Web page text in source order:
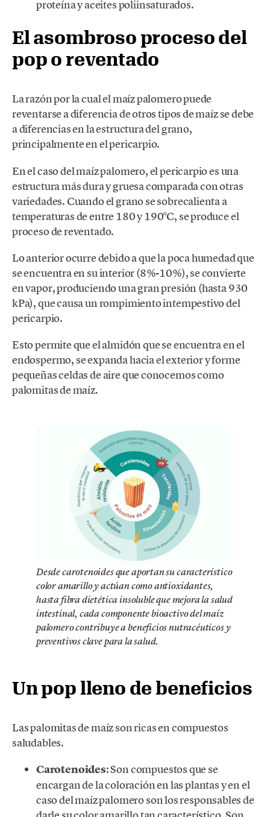
proteína y aceites poliinsaturados.
El asombroso proceso del
pop o reventado
La razón por la cual el maíz palomero puede
reventarse a diferencia de otros tipos de maíz se debe
a diferencias en la estructura del grano,
principalmente en el pericarpio.
En el caso del maíz palomero, el pericarpio es una
estructura más dura y gruesa comparada con otras
variedades. Cuando el grano se sobrecalienta a
temperaturas de entre 180 y 190°C, se produce el
proceso de reventado.
Lo anterior ocurre debido a que la poca humedad que
se encuentra en su interior (8%-10%), se convierte
en vapor, produciendo una gran presión (hasta 930
kPa), que causa un rompimiento intempestivo del
pericarpio.
Esto permite que el almidón que se encuentra en el
endospermo, se expanda hacia el exterior y forme
pequeñas celdas de aire que conocemos como
palomitas de maíz.
Desde carotenoides que aportan su característico
color amarillo y actúan como antioxidantes,
hasta fibra dietética insoluble que mejora la salud
intestinal, cada componente bioactivo del maíz
palomero contribuye a beneficios nutracéuticos y
preventivos clave para la salud.
Un pop lleno de beneficios
Las palomitas de maíz son ricas en compuestos
saludables.
Carotenoides: Son compuestos que se
encargan de la coloración en las plantas y en el
caso del maíz palomero son los responsables de